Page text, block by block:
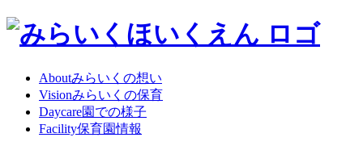
Aboutみらいくの想い
Visionみらいくの保育
Daycare園での様子
Facility保育園情報